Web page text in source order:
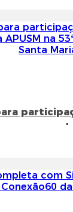
no espaço da
de Santa